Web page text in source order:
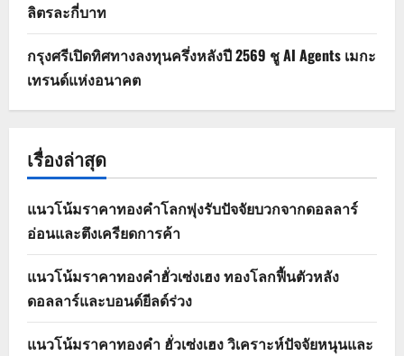
ลิตรละกี่บาท
กรุงศรีเปิดทิศทางลงทุนครึ่งหลังปี 2569 ชู AI Agents เมกะ
เทรนด์แห่งอนาคต
เรื่องล่าสุด
แนวโน้มราคาทองคำโลกพุ่งรับปัจจัยบวกจากดอลลาร์
อ่อนและตึงเครียดการค้า
แนวโน้มราคาทองคำฮั่วเซ่งเฮง ทองโลกฟื้นตัวหลัง
ดอลลาร์และบอนด์ยีลด์ร่วง
แนวโน้มราคาทองคำ ฮั่วเซ่งเฮง วิเคราะห์ปัจจัยหนุนและ